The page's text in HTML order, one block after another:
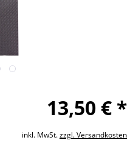
13,50 € *
inkl. MwSt.zzgl. Versandkosten